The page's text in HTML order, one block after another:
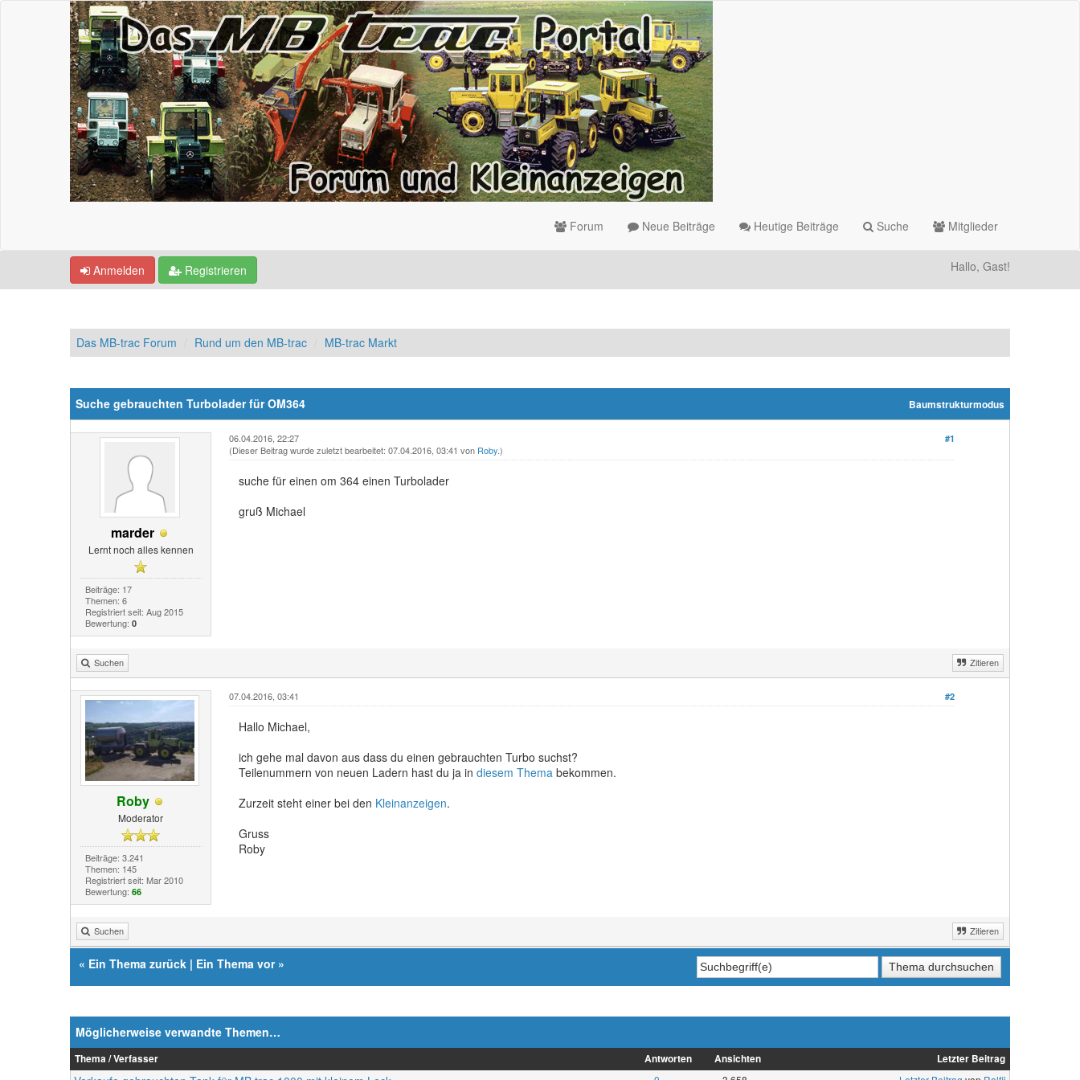
Forum Neue Beiträge Heutige Beiträge Suche Mitglieder
Anmelden Registrieren Hallo, Gast!
Das MB-trac Forum Rund um den MB-trac MB-trac Markt
Baumstrukturmodus
Suche gebrauchten Turbolader für OM364
marder
Lernt noch alles kennen
Beiträge: 17
Themen: 6
Registriert seit: Aug 2015
Bewertung: 0
#1
06.04.2016, 22:27
(Dieser Beitrag wurde zuletzt bearbeitet: 07.04.2016, 03:41 von Roby.)
suche für einen om 364 einen Turbolader
gruß Michael
Suchen Zitieren
Roby
Moderator
Beiträge: 3.241
Themen: 145
Registriert seit: Mar 2010
Bewertung: 66
#2
07.04.2016, 03:41
Hallo Michael,
ich gehe mal davon aus dass du einen gebrauchten Turbo suchst?
Teilenummern von neuen Ladern hast du ja in diesem Thema bekommen.
Zurzeit steht einer bei den Kleinanzeigen.
Gruss
Roby
Suchen Zitieren
« Ein Thema zurück | Ein Thema vor»
Möglicherweise verwandte Themen…
Thema / Verfasser Antworten Ansichten Letzter Beitrag